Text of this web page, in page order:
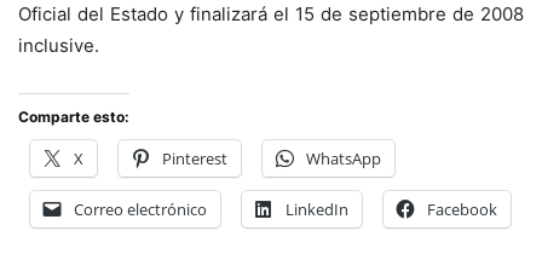
Oficial del Estado y finalizará el 15 de septiembre de 2008
inclusive.
Comparte esto:
X Pinterest WhatsApp
Correo electrónico LinkedIn Facebook